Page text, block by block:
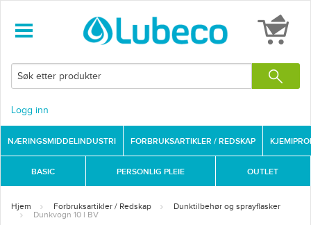
Logg inn
NÆRINGSMIDDELINDUSTRI FORBRUKSARTIKLER / REDSKAP
BASIC PERSONLIG PLEIE OUTLET
Hjem Forbruksartikler / Redskap
Dunktilbehør og sprayflasker
Dunkvogn 10 l BV